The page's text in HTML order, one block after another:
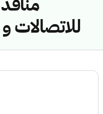
للاتصالات